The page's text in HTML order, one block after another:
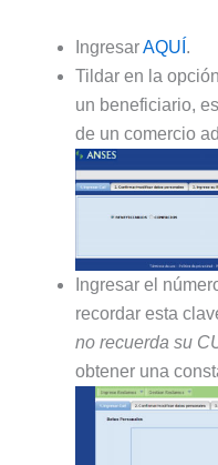
IngresarAQUÍ .
Tildar en la
un beneficiario,
de un comercio
Ingresar el
recordar esta
no recuerda su
obtener una